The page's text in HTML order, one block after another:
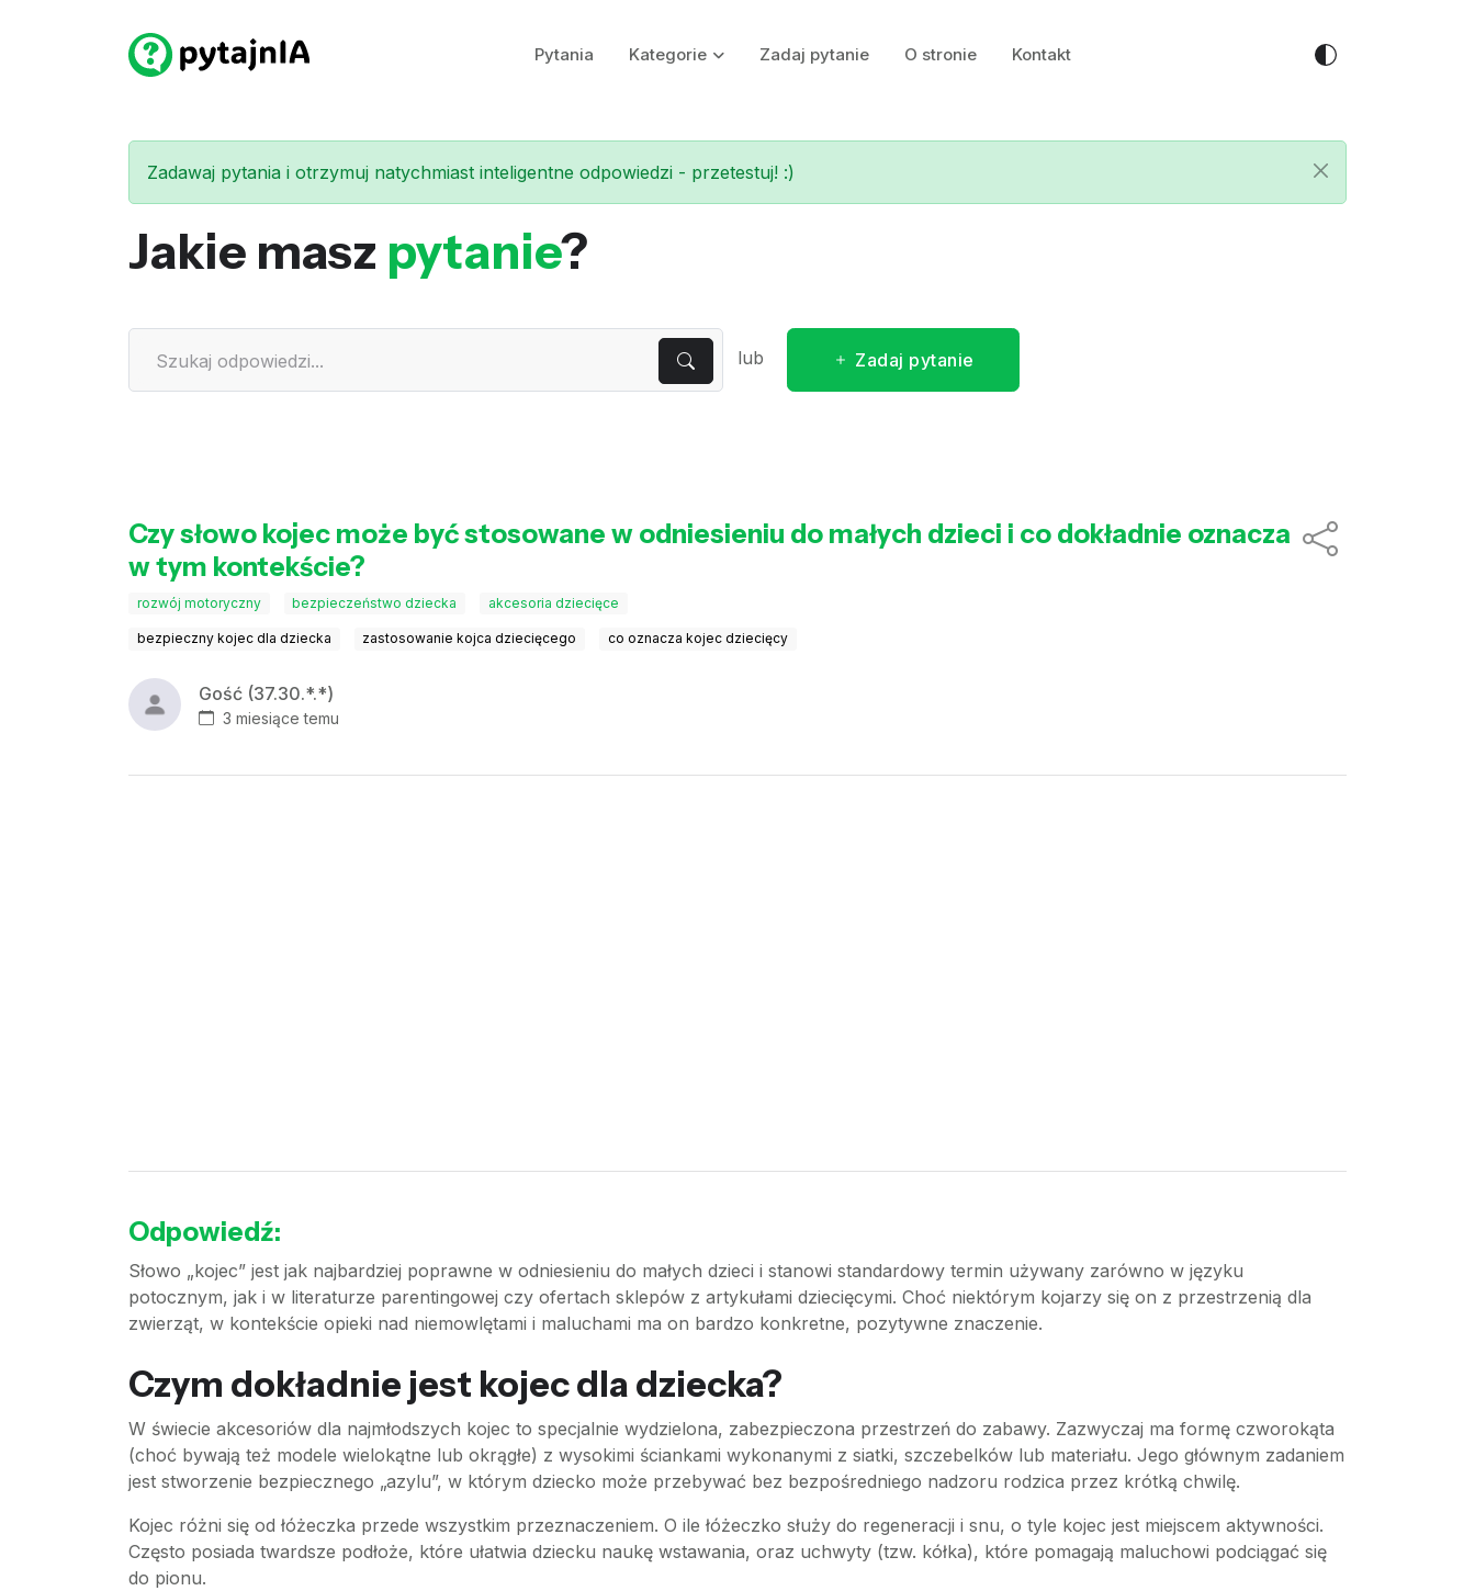
Pytania Kategorie Zadaj pytanie O stronie Kontakt
Zadawaj pytania i otrzymuj natychmiast inteligentne odpowiedzi - przetestuj! :)
Jakie masz pytanie?
lub Zadaj pytanie
Czy słowo kojec może być stosowane w odniesieniu do małych dzieci i co dokładnie oznacza
w tym kontekście?
rozwój motoryczny bezpieczeństwo dziecka akcesoria dziecięce
bezpieczny kojec dla dziecka zastosowanie kojca dziecięcego co oznacza kojec dziecięcy
Gość (37.30.*.*)
3 miesiące temu
Odpowiedź:
Słowo „kojec” jest jak najbardziej poprawne w odniesieniu do małych dzieci i stanowi standardowy termin używany zarówno w języku
potocznym, jak i w literaturze parentingowej czy ofertach sklepów z artykułami dziecięcymi. Choć niektórym kojarzy się on z przestrzenią dla
zwierząt, w kontekście opieki nad niemowlętami i maluchami ma on bardzo konkretne, pozytywne znaczenie.
Czym dokładnie jest kojec dla dziecka?
W świecie akcesoriów dla najmłodszych kojec to specjalnie wydzielona, zabezpieczona przestrzeń do zabawy. Zazwyczaj ma formę czworokąta
(choć bywają też modele wielokątne lub okrągłe) z wysokimi ściankami wykonanymi z siatki, szczebelków lub materiału. Jego głównym zadaniem
jest stworzenie bezpiecznego „azylu”, w którym dziecko może przebywać bez bezpośredniego nadzoru rodzica przez krótką chwilę.
Kojec różni się od łóżeczka przede wszystkim przeznaczeniem. O ile łóżeczko służy do regeneracji i snu, o tyle kojec jest miejscem aktywności.
Często posiada twardsze podłoże, które ułatwia dziecku naukę wstawania, oraz uchwyty (tzw. kółka), które pomagają maluchowi podciągać się
do pionu.